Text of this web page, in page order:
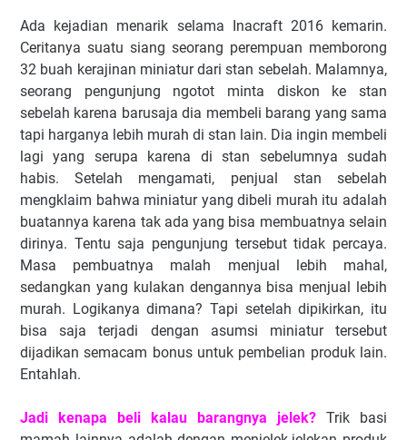
Ada kejadian menarik selama Inacraft 2016 kemarin.
Ceritanya suatu siang seorang perempuan memborong
32 buah kerajinan miniatur dari stan sebelah. Malamnya,
seorang pengunjung ngotot minta diskon ke stan
sebelah karena barusaja dia membeli barang yang sama
tapi harganya lebih murah di stan lain. Dia ingin membeli
lagi yang serupa karena di stan sebelumnya sudah
habis. Setelah mengamati, penjual stan sebelah
mengklaim bahwa miniatur yang dibeli murah itu adalah
buatannya karena tak ada yang bisa membuatnya selain
dirinya. Tentu saja pengunjung tersebut tidak percaya.
Masa pembuatnya malah menjual lebih mahal,
sedangkan yang kulakan dengannya bisa menjual lebih
murah. Logikanya dimana? Tapi setelah dipikirkan, itu
bisa saja terjadi dengan asumsi miniatur tersebut
dijadikan semacam bonus untuk pembelian produk lain.
Entahlah.
Jadi kenapa beli kalau barangnya jelek? Trik basi